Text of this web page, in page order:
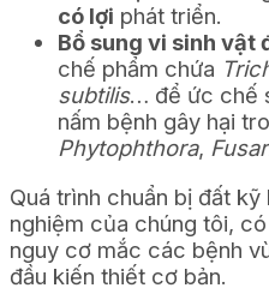
có lợi phát triển.
Bổ sung vi sinh vật
chế phẩm chứa
subtilis… để ức chế
nấm bệnh gây hại
Phytophthora,
Quá trình chuẩn bị đất
nghiệm của chúng tôi,
nguy cơ mắc các bệnh
đầu kiến thiết cơ bản.